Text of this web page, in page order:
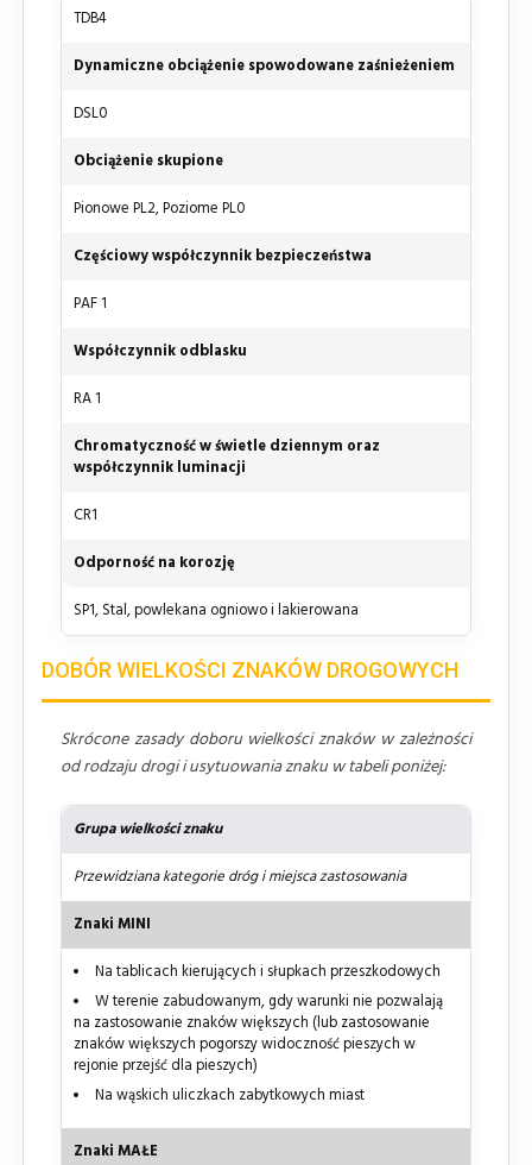
TDB4
Dynamiczne obciążenie spowodowane zaśnieżeniem
DSL0
Obciążenie skupione
Pionowe PL2, Poziome PL0
Częściowy współczynnik bezpieczeństwa
PAF 1
Współczynnik odblasku
RA 1
Chromatyczność w świetle dziennym oraz
współczynnik luminacji
CR1
Odporność na korozję
SP1, Stal, powlekana ogniowo i lakierowana
DOBÓR WIELKOŚCI ZNAKÓW DROGOWYCH
Skrócone zasady doboru wielkości znaków w zależności
od rodzaju drogi i usytuowania znaku w tabeli poniżej:
Grupa wielkości znaku
Przewidziana kategorie dróg i miejsca zastosowania
Znaki MINI
Na tablicach kierujących i słupkach przeszkodowych
W terenie zabudowanym, gdy warunki nie pozwalają
na zastosowanie znaków większych (lub zastosowanie
znaków większych pogorszy widoczność pieszych w
rejonie przejść dla pieszych)
Na wąskich uliczkach zabytkowych miast
Znaki MAŁE